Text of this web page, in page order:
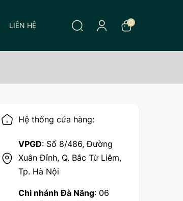
LIÊN HỆ 0
Hệ thống cửa hàng:
VPGD: Số 8/486, Đường
Xuân Đỉnh, Q. Bắc Từ Liêm,
Tp. Hà Nội
Chi nhánh Đà Nãng: 06